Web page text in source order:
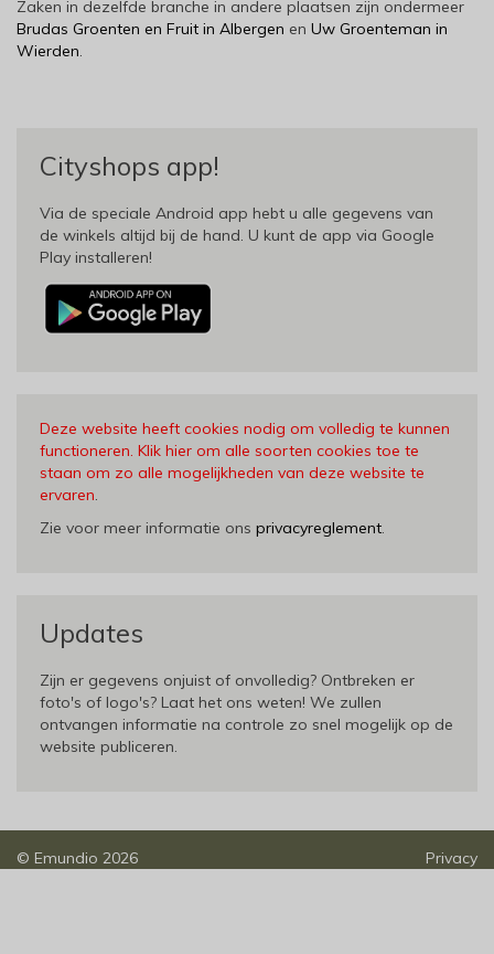
Zaken in dezelfde branche in andere plaatsen zijn ondermeer
Brudas Groenten en Fruit in Albergen en Uw Groenteman in
Wierden.
Cityshops app!
Via de speciale Android app hebt u alle gegevens van
de winkels altijd bij de hand. U kunt de app via Google
Play installeren!
Deze website heeft cookies nodig om volledig te kunnen
functioneren. Klik hier om alle soorten cookies toe te
staan om zo alle mogelijkheden van deze website te
ervaren
Zie voor meer informatie ons privacyreglement
Updates
Zijn er gegevens onjuist of onvolledig? Ontbreken er
foto's of logo's? Laat het ons weten! We zullen
ontvangen informatie na controle zo snel mogelijk op de
website publiceren.
© Emundio 2026 Privacy